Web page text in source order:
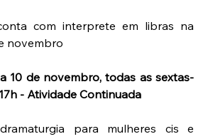
com interprete em libras na
novembro
10 de novembro, todas as sextas-
- Atividade Continuada
para mulheres cis e